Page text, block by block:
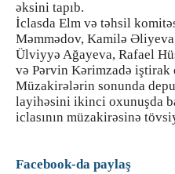
əksini tapıb.
İclasda Elm və təhsil
Məmmədov, Kamilə
Ülviyyə Ağayeva, Rafael
və Pərvin Kərimzadə iştirak
Müzakirələrin sonunda
layihəsini ikinci oxunuşda
iclasının müzakirəsinə
Facebook-da paylaş